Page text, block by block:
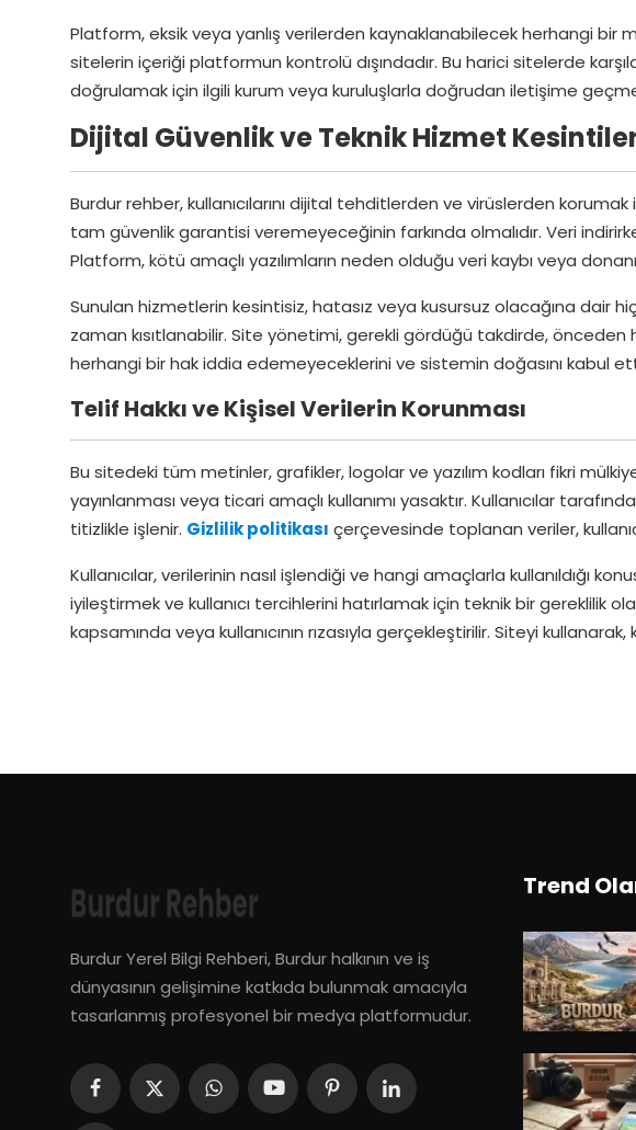
Platform, eksik veya yanlış verilerden kaynaklanabilecek herhangi bir
sitelerin içeriği platformun kontrolü dışındadır. Bu harici sitelerde
doğrulamak için ilgili kurum veya kuruluşlarla doğrudan iletişime
Dijital Güvenlik ve Teknik Hizmet
Burdur rehber, kullanıcılarını dijital tehditlerden ve virüslerden
tam güvenlik garantisi veremeyeceğinin farkında olmalıdır. Veri
Platform, kötü amaçlı yazılımların neden olduğu veri kaybı veya
Sunulan hizmetlerin kesintisiz, hatasız veya kusursuz olacağına dair
zaman kısıtlanabilir. Site yönetimi, gerekli gördüğü takdirde,
herhangi bir hak iddia edemeyeceklerini ve sistemin doğasını kabul
Telif Hakkı ve Kişisel Verilerin Korunması
Bu sitedeki tüm metinler, grafikler, logolar ve yazılım kodları fikri
yayınlanması veya ticari amaçlı kullanımı yasaktır. Kullanıcılar
titizlikle işlenir. Gizlilik politikası çerçevesinde toplanan veriler,
Kullanıcılar, verilerinin nasıl işlendiği ve hangi amaçlarla kullanıldığı
iyileştirmek ve kullanıcı tercihlerini hatırlamak için teknik bir gereklilik
kapsamında veya kullanıcının rızasıyla gerçekleştirilir. Siteyi kullanarak,
Burdur Yerel Bilgi Rehberi, Burdur halkının ve iş
dünyasının gelişimine katkıda bulunmak amacıyla
tasarlanmış profesyonel bir medya platformudur.
Trend